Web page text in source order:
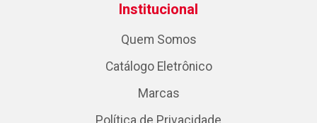
Institucional
Quem Somos
Catálogo Eletrônico
Marcas
Política de Privacidade